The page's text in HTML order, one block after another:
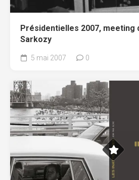
Présidentielles 2007, meeting
Sarkozy
5 mai 2007 0